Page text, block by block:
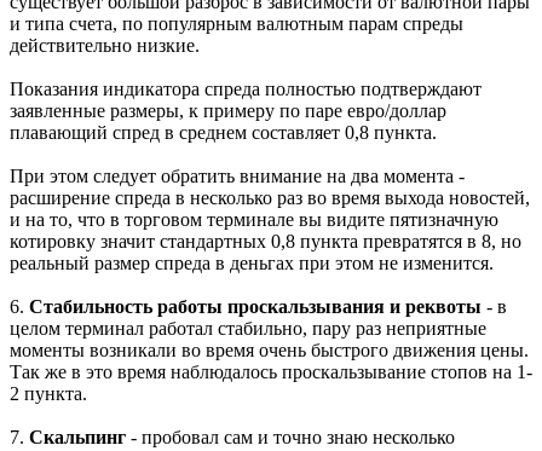
и типа счета, по популярным валютным парам спреды
действительно низкие.
Показания индикатора спреда полностью подтверждают
заявленные размеры, к примеру по паре евро/доллар
плавающий спред в среднем составляет 0,8 пункта.
При этом следует обратить внимание на два момента -
расширение спреда в несколько раз во время выхода новостей,
и на то, что в торговом терминале вы видите пятизначную
котировку значит стандартных 0,8 пункта превратятся в 8, но
реальный размер спреда в деньгах при этом не изменится.
6. Стабильность работы проскальзывания и реквоты - в
целом терминал работал стабильно, пару раз неприятные
моменты возникали во время очень быстрого движения цены.
Так же в это время наблюдалось проскальзывание стопов на 1-
2 пункта.
7. Скальпинг - пробовал сам и точно знаю несколько